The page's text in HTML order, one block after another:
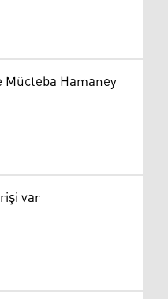
Mücteba Hamaney
var